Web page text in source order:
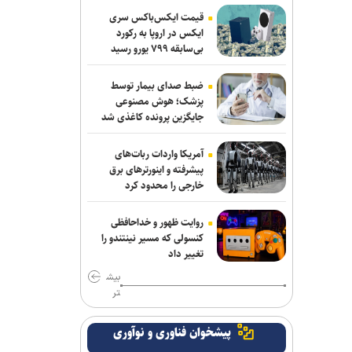
خاموش کردن شعله مقاومت در منطقه
است
پورجمشیدیان: مدیریت مصرف آب کیفیت
خدمات اربعین را ارتقا می‌دهد
یحیی سریع: هدف حساس سعودی در
فرودگاه نجران با پهپاد هدف قرار گرفت
مراسم عزاداری اربعین هیأت‌های
دانشجویی در جوار محل شهادت رهبر
انقلاب
روسیه کشتی‌های حامل تسلیحات اوکراین
در بنادر اودسا را هدف قرار داد
سی‌بی‌اس: آمریکا بخش عمده ذخایر
موشک‌های دوربرد خود را مصرف کرده
است
قیمت ایکس‌باکس سری
ایکس در اروپا به رکورد
بی‌سابقه ۷۹۹ یورو رسید
ضبط صدای بیمار توسط
پزشک؛ هوش مصنوعی
جایگزین پرونده کاغذی شد
آمریکا واردات ربات‌های
پیشرفته و اینورترهای برق
خارجی را محدود کرد
روایت ظهور و خداحافظی
کنسولی که مسیر نینتندو را
تغییر داد
بیش
تر
پیشخوان فناوری و نوآوری